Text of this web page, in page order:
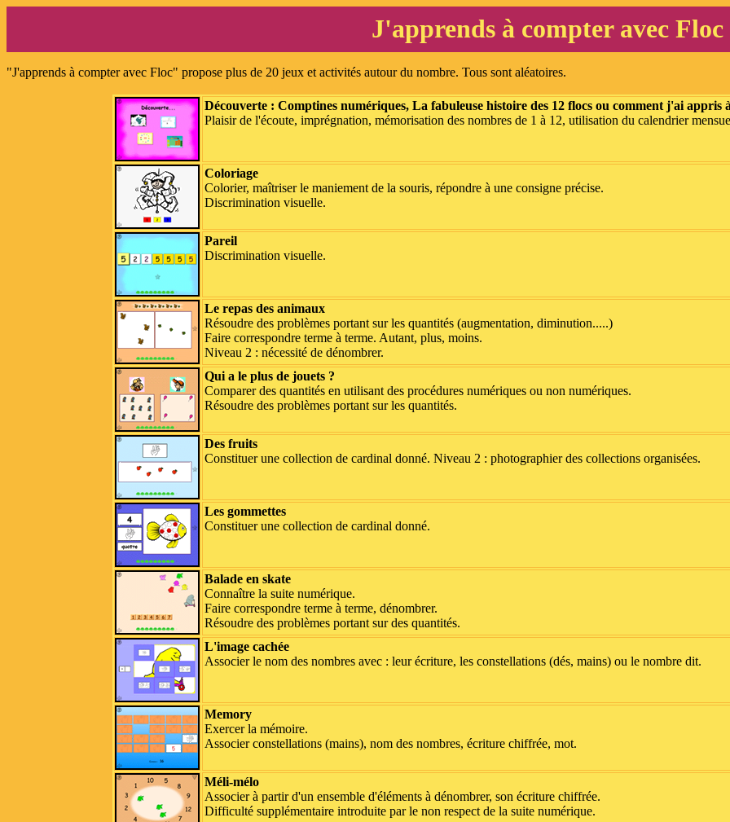
J'apprends à compter avec Floc
"J'apprends à compter avec Floc" propose plus de 20 jeux et activités autour du nombre. Tous sont aléatoires.
Découverte : Comptines numériques, La fabuleuse histoire des 12 flocs ou comment j'ai appris
Plaisir de l'écoute, imprégnation, mémorisation des nombres de 1 à 12, utilisation du calendrier
Coloriage
Colorier, maîtriser le maniement de la souris, répondre à une consigne précise.
Discrimination visuelle.
Pareil
Discrimination visuelle.
Le repas des animaux
Résoudre des problèmes portant sur les quantités (augmentation, diminution.....)
Faire correspondre terme à terme. Autant, plus, moins.
Niveau 2 : nécessité de dénombrer.
Qui a le plus de jouets ?
Comparer des quantités en utilisant des procédures numériques ou non numériques.
Résoudre des problèmes portant sur les quantités.
Des fruits
Constituer une collection de cardinal donné. Niveau 2 : photographier des collections organisées.
Les gommettes
Constituer une collection de cardinal donné.
Balade en skate
Connaître la suite numérique.
Faire correspondre terme à terme, dénombrer.
Résoudre des problèmes portant sur des quantités.
L'image cachée
Associer le nom des nombres avec : leur écriture, les constellations (dés, mains) ou le nombre dit.
Memory
Exercer la mémoire.
Associer constellations (mains), nom des nombres, écriture chiffrée, mot.
Méli-mélo
Associer à partir d'un ensemble d'éléments à dénombrer, son écriture chiffrée.
Difficulté supplémentaire introduite par le non respect de la suite numérique.